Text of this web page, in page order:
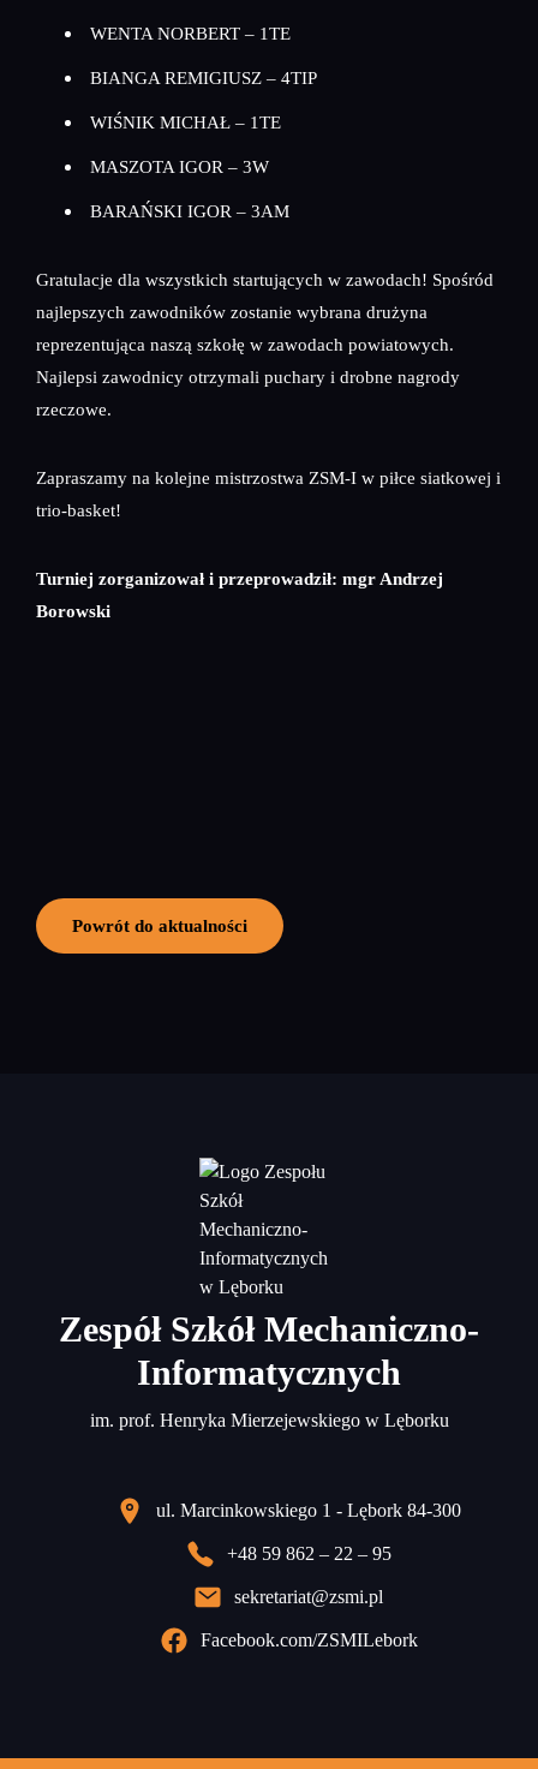
WENTA NORBERT – 1TE
BIANGA REMIGIUSZ – 4TIP
WIŚNIK MICHAŁ – 1TE
MASZOTA IGOR – 3W
BARAŃSKI IGOR – 3AM
Gratulacje dla wszystkich startujących w zawodach! Spośród
najlepszych zawodników zostanie wybrana drużyna
reprezentująca naszą szkołę w zawodach powiatowych.
Najlepsi zawodnicy otrzymali puchary i drobne nagrody
rzeczowe.
Zapraszamy na kolejne mistrzostwa ZSM-I w piłce siatkowej i
trio-basket!
Turniej zorganizował i przeprowadził: mgr Andrzej
Borowski
Powrót do aktualności
Zespół Szkół Mechaniczno-
Informatycznych
im. prof. Henryka Mierzejewskiego w Lęborku
ul. Marcinkowskiego 1 - Lębork 84-300
+48 59 862 – 22 – 95
sekretariat@zsmi.pl
Facebook.com/ZSMILebork